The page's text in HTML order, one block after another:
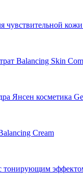
чувствительной кожи
Balancing Skin
Янсен косметика
Cream